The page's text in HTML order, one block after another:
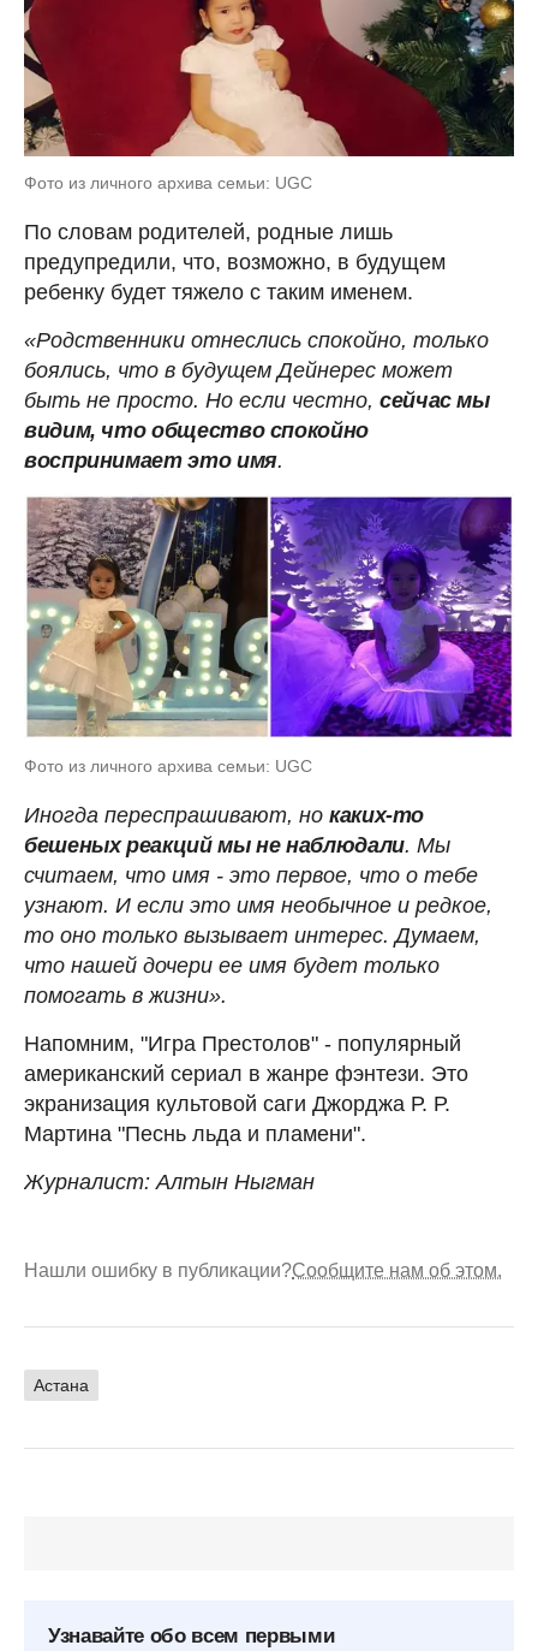
Фото из личного архива семьи: UGC
По словам родителей, родные лишь
предупредили, что, возможно, в будущем
ребенку будет тяжело с таким именем.
«Родственники отнеслись спокойно, только
боялись, что в будущем Дейнерес может
быть не просто. Но если честно, сейчас мы
видим, что общество спокойно
воспринимает это имя.
Фото из личного архива семьи: UGC
Иногда переспрашивают, но каких-то
бешеных реакций мы не наблюдали. Мы
считаем, что имя - это первое, что о тебе
узнают. И если это имя необычное и редкое,
то оно только вызывает интерес. Думаем,
что нашей дочери ее имя будет только
помогать в жизни».
Напомним, "Игра Престолов" - популярный
американский сериал в жанре фэнтези. Это
экранизация культовой саги Джорджа Р. Р.
Мартина "Песнь льда и пламени".
Журналист: Алтын Ныгман
Нашли ошибку в публикации?Сообщите нам об этом.
Астана
Узнавайте обо всем первыми